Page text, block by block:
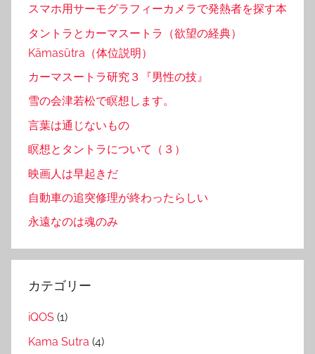
スマホ用サーモグラフィーカメラで発熱者を探す本
タントラとカーマスートラ（欲望の経典）
Kāmasūtra（体位説明）
カーマスートラ研究３『男性の技』
雪の会津若松で瞑想します。
言葉は通じないもの
瞑想とタントラについて（３）
映画人は早起きだ
自動車の追突修理が終わったらしい
永遠なのは魂のみ
カテゴリー
iQOS (1)
Kama Sutra (4)